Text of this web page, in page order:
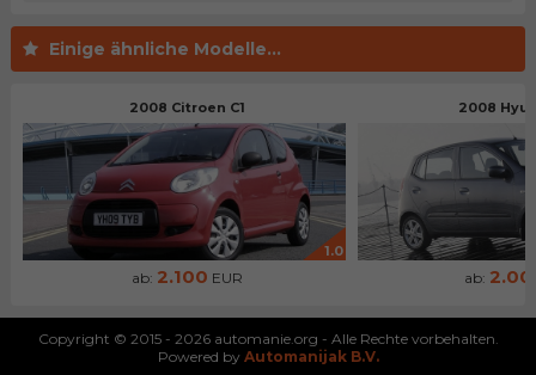
Einige ähnliche Modelle...
2008 Citroen C1
1.0
ab: 2.100 EUR
2008
ab:
Copyright © 2015 - 2026 automanie.org - Alle Rechte vorbehalten.
Powered by Automanijak B.V.